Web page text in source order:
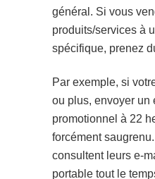
général. Si vous
produits/services à
spécifique, prenez
Par exemple, si
ou plus, envoyer un
promotionnel à 22
forcément
consultent leurs e-
portable tout le